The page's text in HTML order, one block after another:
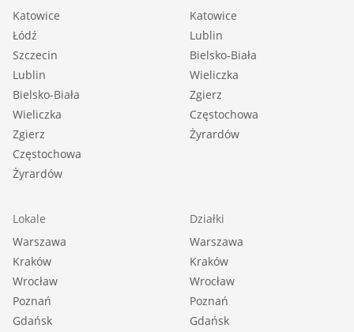
Katowice
Łódź
Szczecin
Lublin
Bielsko-Biała
Wieliczka
Zgierz
Częstochowa
Żyrardów
Katowice
Lublin
Bielsko-Biała
Wieliczka
Zgierz
Częstochowa
Żyrardów
Lokale
Warszawa
Kraków
Wrocław
Poznań
Gdańsk
Działki
Warszawa
Kraków
Wrocław
Poznań
Gdańsk